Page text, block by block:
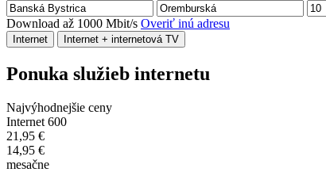
Download až 1000 Mbit/s Overiť inú adresu
Internet Internet + internetová TV
Ponuka služieb internetu
Najvýhodnejšie ceny
Internet 600
21,95 €
14,95 €
mesačne